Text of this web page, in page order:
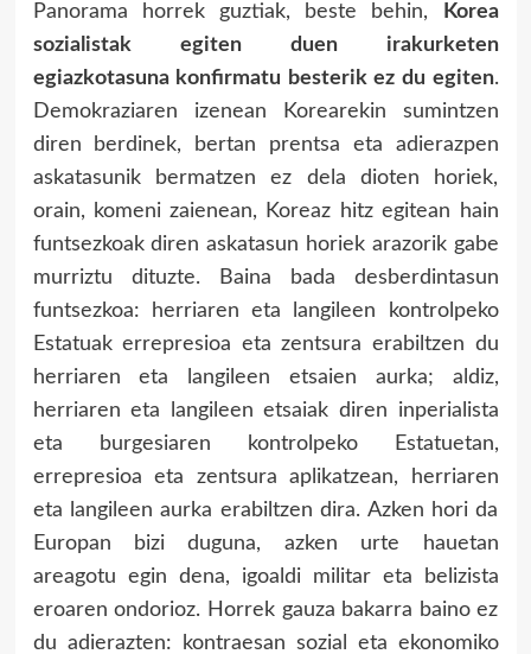
Panorama horrek guztiak, beste behin,
Korea
sozialistak egiten duen irakurketen
egiazkotasuna konfirmatu besterik ez du egiten.
Demokraziaren izenean Korearekin sumintzen
diren berdinek, bertan prentsa eta adierazpen
askatasunik bermatzen ez dela dioten horiek,
orain, komeni zaienean, Koreaz hitz egitean hain
funtsezkoak diren askatasun horiek arazorik gabe
murriztu dituzte. Baina bada desberdintasun
funtsezkoa: herriaren eta langileen kontrolpeko
Estatuak errepresioa eta zentsura erabiltzen du
herriaren eta langileen etsaien aurka; aldiz,
herriaren eta langileen etsaiak diren inperialista
eta burgesiaren kontrolpeko Estatuetan,
errepresioa eta zentsura aplikatzean, herriaren
eta langileen aurka erabiltzen dira. Azken hori da
Europan bizi duguna, azken urte hauetan
areagotu egin dena, igoaldi militar eta belizista
eroaren ondorioz. Horrek gauza bakarra baino ez
du adierazten: kontraesan sozial eta ekonomiko